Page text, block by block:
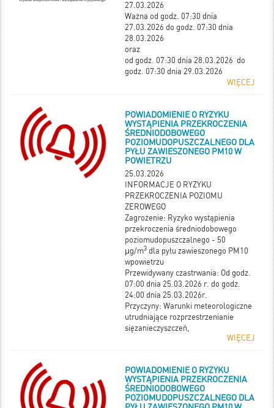
27.03.2026
Ważna od godz. 07:30 dnia
27.03.2026 do godz. 07:30 dnia
28.03.2026
oraz
od godz. 07:30 dnia 28.03.2026 do
godz. 07:30 dnia 29.03.2026
WIĘCEJ
POWIADOMIENIE O RYZYKU
WYSTĄPIENIA PRZEKROCZENIA
ŚREDNIODOBOWEGO
POZIOMUDOPUSZCZALNEGO DLA
PYŁU ZAWIESZONEGO PM10 W
POWIETRZU
25.03.2026
INFORMACJE O RYZYKU
PRZEKROCZENIA POZIOMU
ZEROWEGO
Zagrożenie: Ryzyko wystąpienia
przekroczenia średniodobowego
poziomudopuszczalnego - 50
μg/m3 dla pyłu zawieszonego PM10
wpowietrzu
Przewidywany czastrwania: Od godz.
07:00 dnia 25.03.2026 r. do godz.
24:00 dnia 25.03.2026r.
Przyczyny: Warunki meteorologiczne
utrudniające rozprzestrzenianie
sięzanieczyszczeń,
WIĘCEJ
POWIADOMIENIE O RYZYKU
WYSTĄPIENIA PRZEKROCZENIA
ŚREDNIODOBOWEGO
POZIOMUDOPUSZCZALNEGO DLA